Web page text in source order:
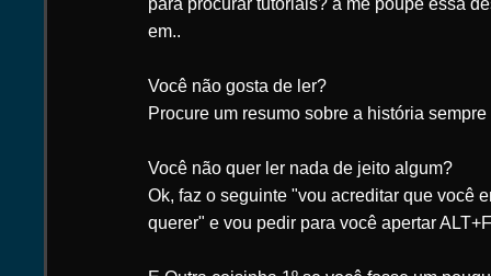
em..
Você não gosta de ler?
Procure um resumo sobre a história
Você não quer ler nada de jeito algum?
Ok, faz o seguinte "vou acreditar que você
querer" e vou pedir para você apertar